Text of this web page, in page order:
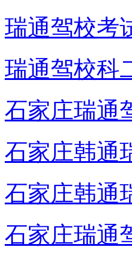
瑞通驾校考
瑞通驾校科
石家庄瑞通
石家庄韩通
石家庄韩通
石家庄瑞通